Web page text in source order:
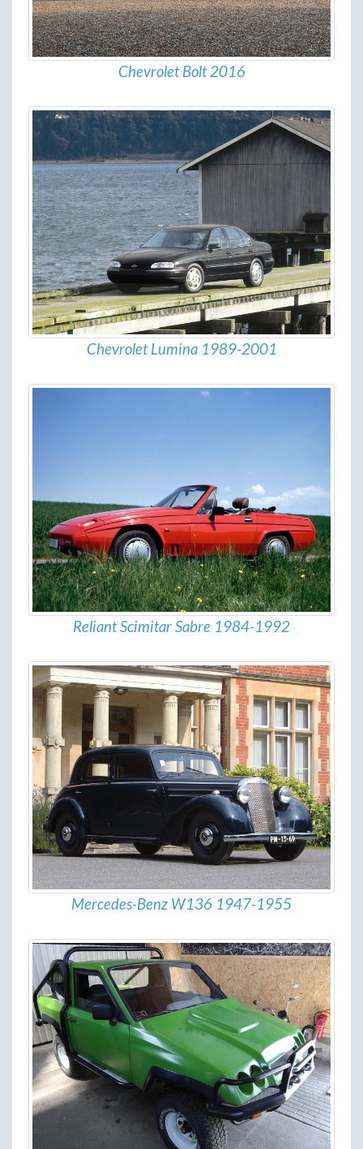
Chevrolet Bolt 2016
Chevrolet Lumina 1989-2001
Reliant Scimitar Sabre 1984-1992
Mercedes-Benz W136 1947-1955